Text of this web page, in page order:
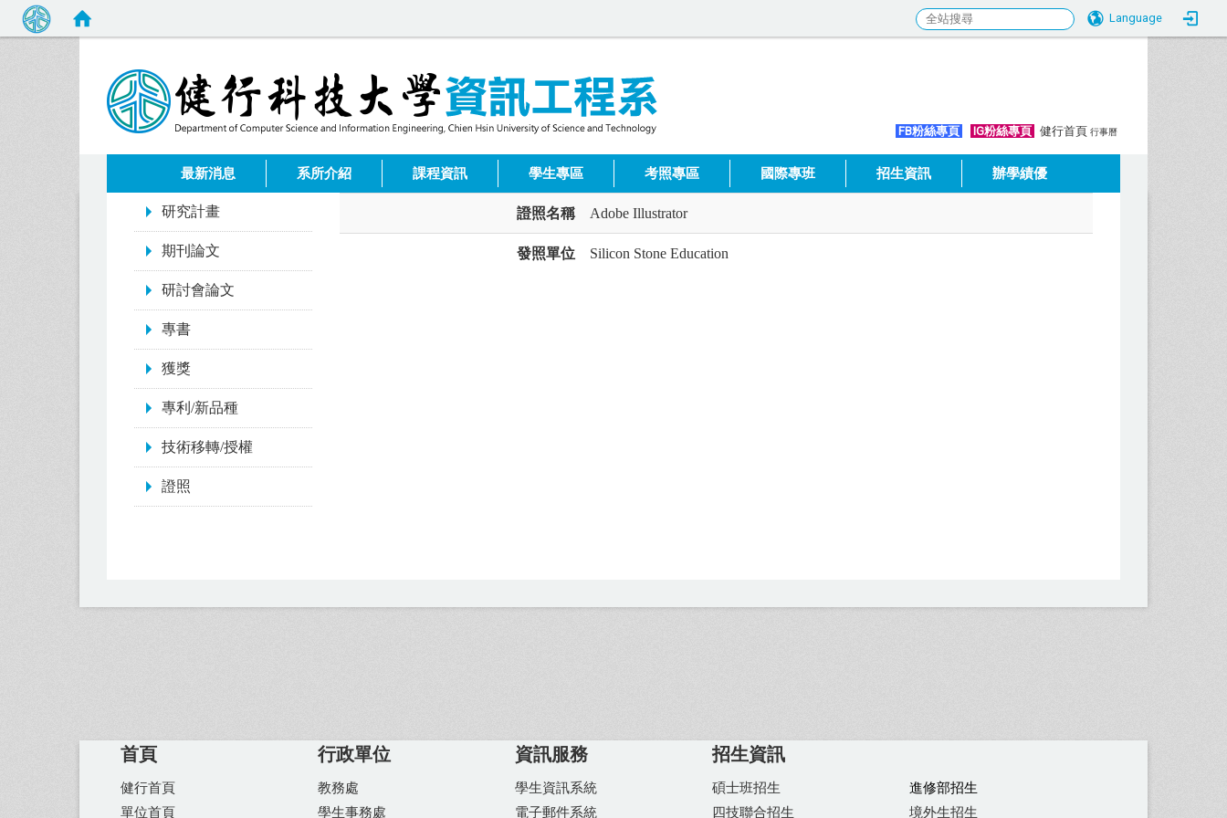
Language
FB粉絲專頁 IG粉絲專頁 健行首頁 行事曆
最新消息 系所介紹 課程資訊 學生專區 考照專區 國際專班 招生資訊 辦學績優
研究計畫
期刊論文
研討會論文
專書
獲獎
專利/新品種
技術移轉/授權
證照
證照名稱 Adobe Illustrator
發照單位 Silicon Stone Education
首頁
健行首頁
單位首頁
行政單位
教務處
學生事務處
資訊服務
學生資訊系統
電子郵件系統
招生資訊
碩士班招生
四技聯合招生
進修部招生
境外生招生